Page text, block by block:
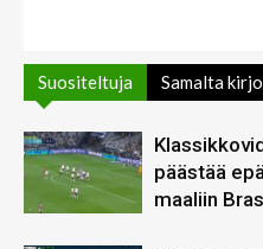
Suositeltuja Samalta
päästää
maaliin